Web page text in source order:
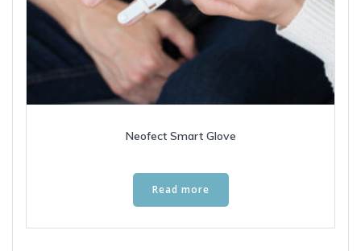
Neofect Smart Glove
Read more